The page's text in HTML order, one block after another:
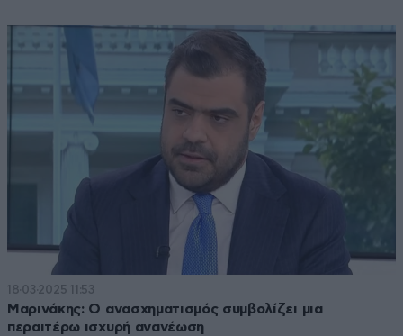
18·03·2025 11:53
Μαρινάκης: Ο ανασχηματισμός συμβολίζει μια
περαιτέρω ισχυρή ανανέωση